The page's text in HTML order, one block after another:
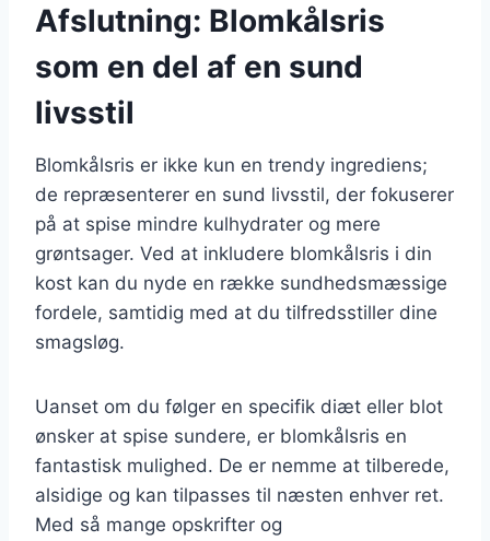
Afslutning: Blomkålsris
som en del af en sund
livsstil
Blomkålsris er ikke kun en trendy ingrediens;
de repræsenterer en sund livsstil, der fokuserer
på at spise mindre kulhydrater og mere
grøntsager. Ved at inkludere blomkålsris i din
kost kan du nyde en række sundhedsmæssige
fordele, samtidig med at du tilfredsstiller dine
smagsløg.
Uanset om du følger en specifik diæt eller blot
ønsker at spise sundere, er blomkålsris en
fantastisk mulighed. De er nemme at tilberede,
alsidige og kan tilpasses til næsten enhver ret.
Med så mange opskrifter og